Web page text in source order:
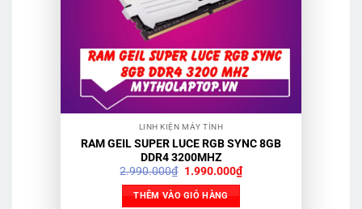
LINH KIỆN MÁY TÍNH
RAM GEIL SUPER LUCE RGB SYNC 8GB
DDR4 3200MHZ
2.990.000₫ Giá
là:
2.990.000₫.
1.990.000₫Giá
hiện
THÊM VÀO GIỎ HÀNG